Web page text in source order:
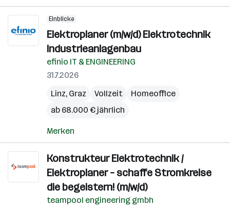
Einblicke
Elektroplaner (m/w/d) Elektrotechnik
Industrieanlagenbau
efinio IT & ENGINEERING
31.7.2026
Linz, Graz Vollzeit
Homeoffice
ab 68.000 € jährlich
Merken
Konstrukteur Elektrotechnik /
Elektroplaner – schaffe Stromkreise
die begeistern! (m/w/d)
teampool engineering gmbh